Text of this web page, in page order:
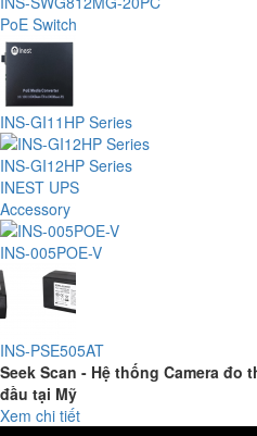
PoE Switch
INS-GI11HP Series
INS-GI12HP Series
INEST UPS
Accessory
INS-005POE-V
INS-PSE505AT
Seek Scan - Hệ thống Camera
đầu tại Mỹ
Xem chi tiết